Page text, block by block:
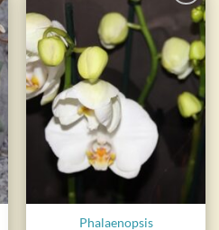
Ajouter
wishlist
Phalaenopsis